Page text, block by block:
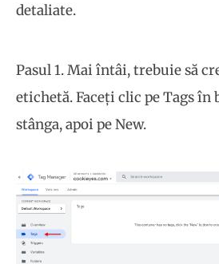
detaliate.
Pasul 1. Mai întâi, trebuie să
etichetă. Faceți clic pe Tags în
stânga, apoi pe New.